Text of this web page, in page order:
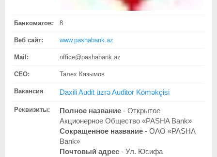
Банкоматов: 8
Веб сайт: www.pashabank.az
Mail: office@pashabank.az
CEO: Талех Кязымов
Вакансия Daxili Audit üzrə Auditor Köməkçisi
Реквизиты: Полное название - Открытое
Акционерное Общество «PASHA Bank»
Сокращенное название - ОАО «PASHA
Bank»
Почтовый адрес - Ул. Юсифа